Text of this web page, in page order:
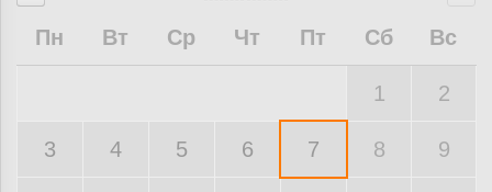
Пн Вт Ср Чт Пт Сб Вс
1 2
3 4 5 6 7 8 9